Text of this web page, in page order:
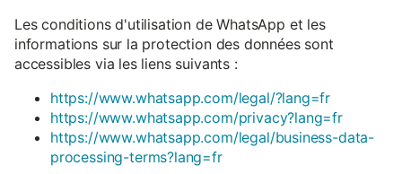
Les conditions d'utilisation de WhatsApp et les
informations sur la protection des données sont
accessibles via les liens suivants :
https://www.whatsapp.com/legal/?lang=fr
https://www.whatsapp.com/privacy?lang=fr
https://www.whatsapp.com/legal/business-data-
processing-terms?lang=fr